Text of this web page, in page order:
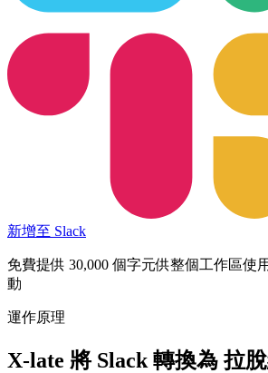
新增至 Slack
免費提供 30,000 個字元供整個工作區使
動
運作原理
X-late 將 Slack 轉換為 拉